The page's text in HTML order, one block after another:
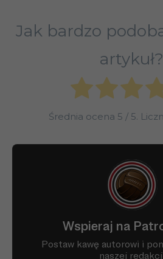
Jak bardzo
artykuł?
Średnia ocena 5 / 5.